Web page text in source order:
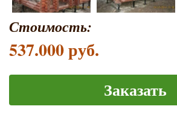
Стоимость:
537.000 руб.
Заказать